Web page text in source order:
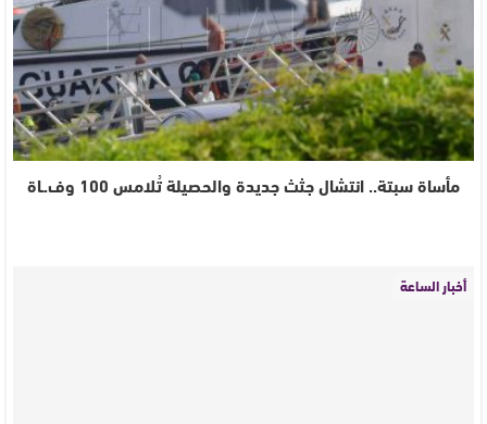
مأساة سبتة.. انتشال جثث جديدة والحصيلة تُلامس 100 وف.ـاة
أخبار الساعة